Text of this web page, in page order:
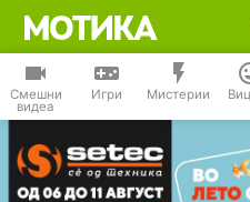
Смешни
видеа
Игри Мистерии